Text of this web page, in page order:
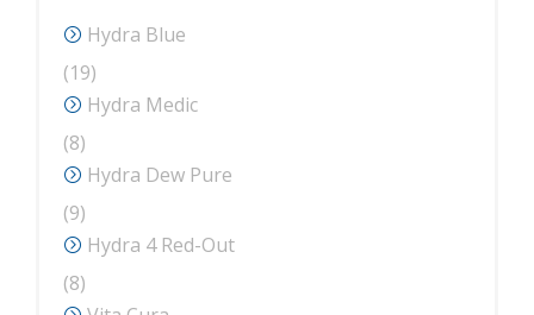
produse
Hydra Blue
1919
produse
Hydra Medic
88
produse
Hydra Dew Pure
99
produse
Hydra 4 Red-Out
88
produse